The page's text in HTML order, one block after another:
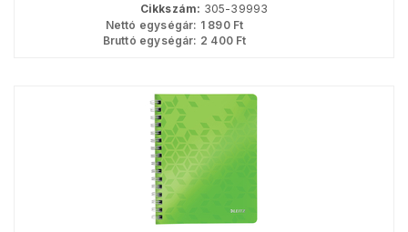
Cikkszám: 305-39993
Nettó egységár: 1 890Ft
Bruttó egységár: 2 400Ft